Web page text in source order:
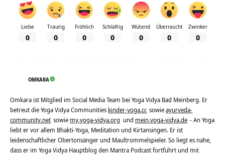
Liebe
0
Traurig
0
Fröhlich
0
Schläfrig
0
Wütend
0
Überrascht
0
Zwinker
0
OMKARA
Omkara ist Mitglied im Social Media Team bei Yoga Vidya Bad Meinberg. Er
betreut die Yoga Vidya Communities kinder-yoga.cc sowieayurveda-
community.net sowie my.yoga-vidya.org und mein.yoga-vidya.de - An Yoga
liebt er vor allem Bhakti-Yoga, Meditation und Kirtansingen. Er ist
leidenschaftlicher Obertonsänger und Maultrommelspieler. So liegt es nahe,
dass er im Yoga Vidya Hauptblog den Mantra Podcast fortführt und mit